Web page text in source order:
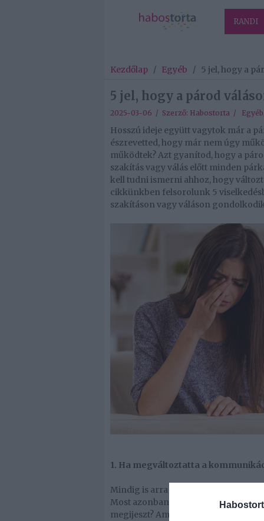
RANDI
Kezdőlap / Egyéb / 5 jel, hogy a
5 jel, hogy a párod
2025-03-06 / Szerző: Habostorta / Egyéb
Hosszú ideje együtt vagytok már a
észrevetted, hogy már nem úgy
működtek? Azt gyanítod, hogy a
szakítás vagy válás előtt minden
kell tudni ismerni ahhoz, hogy
cikkünkben felsorolunk 5
szakításon vagy váláson
1. Ha megváltoztatta a
Mindig is arra vágytál, hogy a párod
Most azonban, amikor semmi
megijeszt? Amikor az egyik fél